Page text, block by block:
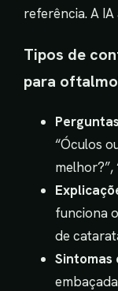
referência. A
Tipos de
para
“Óculos
melhor?”,
funciona
de
Sintomas